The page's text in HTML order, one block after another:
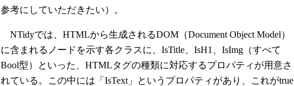
参考にしていただきたい）。
NTidyでは、HTMLから生成されるDOM（Document Object Model）
に含まれるノードを示す各クラスに、IsTitle、IsH1、IsImg（すべて
Bool型）といった、HTMLタグの種類に対応するプロパティが用意さ
れている。この中には「IsText」というプロパティがあり、これがtrue